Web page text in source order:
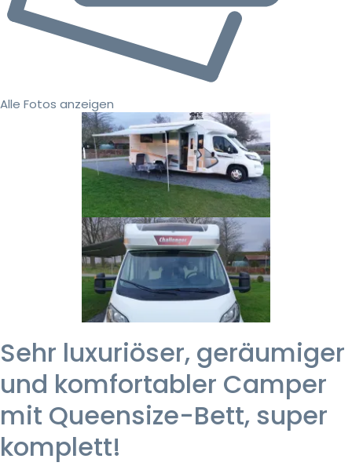
Alle Fotos anzeigen
Sehr luxuriöser, geräumiger
und komfortabler Camper
mit Queensize-Bett, super
komplett!